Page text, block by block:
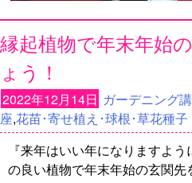
縁起植物で年末年始
ょう！
2022年12月14日 ガーデニング
座,花苗･寄せ植え･球根･草花種子
『来年はいい年になりますよ
の良い植物で年末年始の玄関